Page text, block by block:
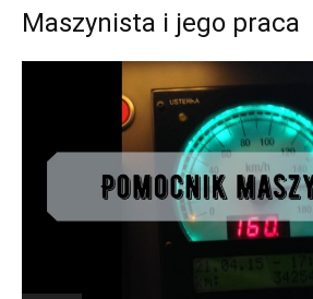
Maszynista i jego praca